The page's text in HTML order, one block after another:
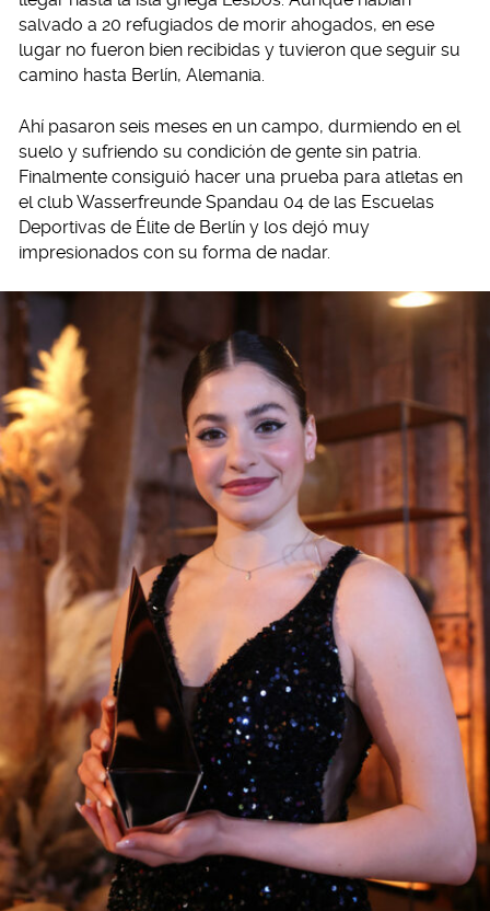
salvado a 20 refugiados de morir ahogados, en ese
lugar no fueron bien recibidas y tuvieron que seguir su
camino hasta Berlín, Alemania.
Ahí pasaron seis meses en un campo, durmiendo en el
suelo y sufriendo su condición de gente sin patria.
Finalmente consiguió hacer una prueba para atletas en
el club Wasserfreunde Spandau 04 de las Escuelas
Deportivas de Élite de Berlín y los dejó muy
impresionados con su forma de nadar.